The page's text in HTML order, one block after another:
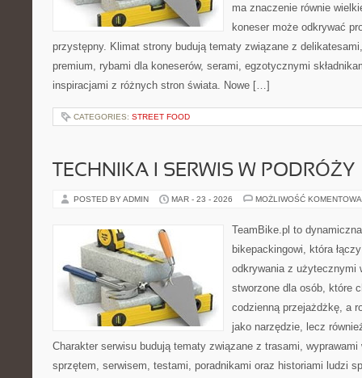
ma znaczenie równie
koneser może odkrywać
przystępny. Klimat strony budują tematy związane z
premium, rybami dla koneserów, serami, egzotycznymi
inspiracjami z różnych stron świata. Nowe […]
CATEGORIES: STREET FOOD
TECHNIKA I SERWIS W PODRÓŻY
POSTED BY ADMIN MAR - 23 - 2026 MOŻLIWOŚĆ
TeamBike.pl to
bikepackingowi, która
odkrywania z użytecznymi
stworzone dla osób, które
codzienną przejażdżkę, a
jako narzędzie, lecz
Charakter serwisu budują tematy związane z trasami,
sprzętem, serwisem, testami, poradnikami oraz historiami ludzi